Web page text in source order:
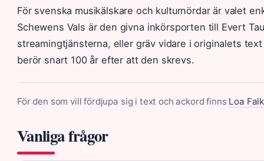
För svenska musikälskare och kulturnördar är valet
Schewens Vals är den givna inkörsporten till Evert
streamingtjänsterna, eller gräv vidare i originalets
berör snart 100 år efter att den skrevs.
För den som vill fördjupa sig i text och ackord finns Loa
Vanliga frågor